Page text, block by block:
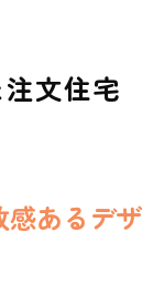
文住宅
感あるデザ